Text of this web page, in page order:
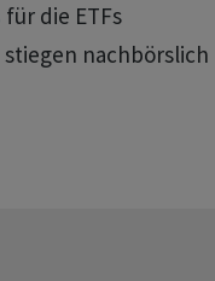
für die ETFs
nachbörslich